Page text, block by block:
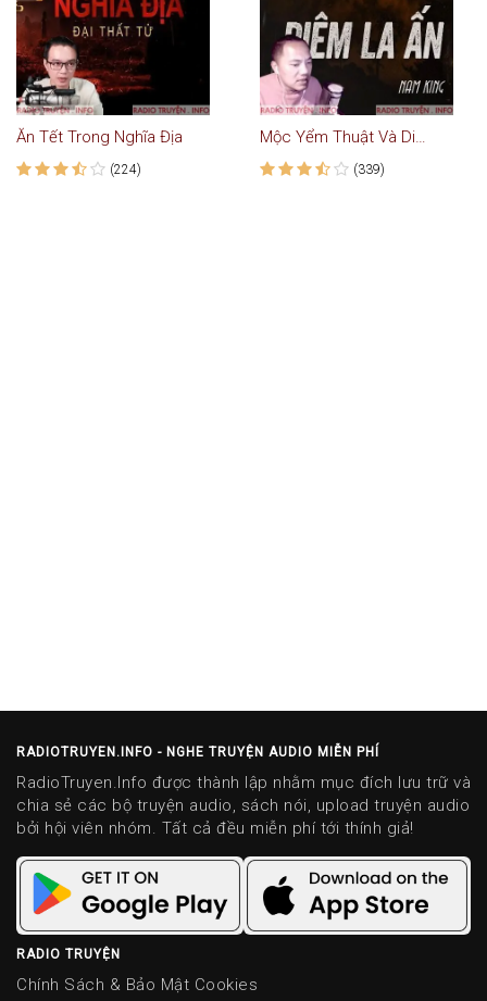
Ăn Tết Trong Nghĩa Địa
(224)
Mộc Yểm Thuật Và Diêm La Ấn
(339)
RADIOTRUYEN.INFO - NGHE TRUYỆN AUDIO MIỄN PHÍ
RadioTruyen.Info được thành lập nhằm mục đích lưu trữ và
chia sẻ các bộ truyện audio, sách nói, upload truyện audio
bởi hội viên nhóm. Tất cả đều miễn phí tới thính giả!
RADIO TRUYỆN
Chính Sách & Bảo Mật Cookies